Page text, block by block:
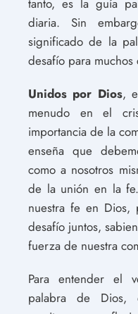
diaria. Sin
significado de la
desafío para muchos
Unidos por Dios,
menudo en el
importancia de la
enseña que
como a nosotros
de la unión en la
nuestra fe en Dios,
desafío juntos,
fuerza de nuestra
Para entender el
palabra de Dios,